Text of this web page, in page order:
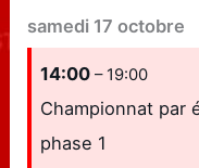
samedi 17 octobre
14:00– 19:00
Championnat par
phase 1